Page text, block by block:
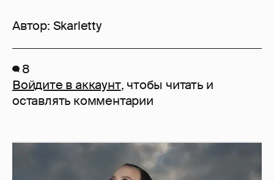
Автор: Skarletty
8
Войдите в аккаунт, чтобы читать и
оставлять комментарии